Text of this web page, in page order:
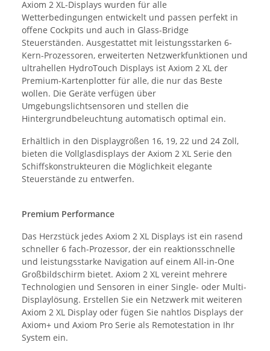
Axiom 2 XL-Displays wurden für alle
Wetterbedingungen entwickelt und passen perfekt in
offene Cockpits und auch in Glass-Bridge
Steuerständen. Ausgestattet mit leistungsstarken 6-
Kern-Prozessoren, erweiterten Netzwerkfunktionen und
ultrahellen HydroTouch Displays ist Axiom 2 XL der
Premium-Kartenplotter für alle, die nur das Beste
wollen. Die Geräte verfügen über
Umgebungslichtsensoren und stellen die
Hintergrundbeleuchtung automatisch optimal ein.
Erhältlich in den Displaygrößen 16, 19, 22 und 24 Zoll,
bieten die Vollglasdisplays der Axiom 2 XL Serie den
Schiffskonstrukteuren die Möglichkeit elegante
Steuerstände zu entwerfen.
Premium Performance
Das Herzstück jedes Axiom 2 XL Displays ist ein rasend
schneller 6 fach-Prozessor, der ein reaktionsschnelle
und leistungsstarke Navigation auf einem All-in-One
Großbildschirm bietet. Axiom 2 XL vereint mehrere
Technologien und Sensoren in einer Single- oder Multi-
Displaylösung. Erstellen Sie ein Netzwerk mit weiteren
Axiom 2 XL Display oder fügen Sie nahtlos Displays der
Axiom+ und Axiom Pro Serie als Remotestation in Ihr
System ein.